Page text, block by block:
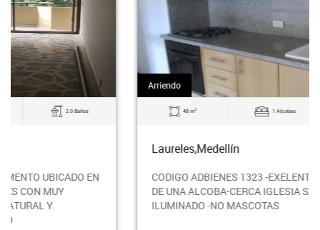
Arriendo
48 m2 1 Alcobas 2.0 Baños
CODIGO ADBIENES 1323 -EXELENTE APARTAMRNTO
DE UNA ALCOBA-CERCA IGLESIA SANTA TERESITA-
ILUMINADO -NO MASCOTAS